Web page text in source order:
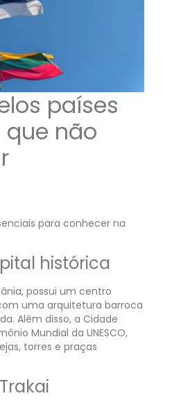
países
não
para conhecer na
histórica
possui um centro
uma arquitetura barroca
Além disso, a Cidade
Mundial da UNESCO,
torres e praças